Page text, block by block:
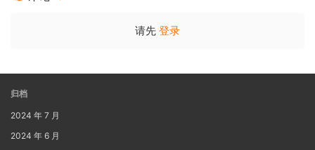
请先 登录
归档
2024 年 7 月
2024 年 6 月